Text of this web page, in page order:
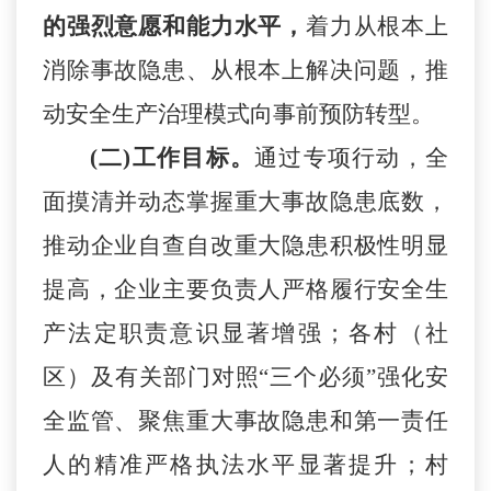
的强烈意愿和能力水平， 着力从根本上
消除事故隐患、从根本上解决问题，推
动安全生产治理模式向事前预防转型。
(二)工作目标。通过专项行动，全
面摸清并动态掌握重大事故隐患底数，
推动企业自查自改重大隐患积极性明显
提高，企业主要负责人严格履行安全生
产法定职责意识显著增强；各村（社
区）及有关部门对照“三个必须”强化安
全监管、聚焦重大事故隐患和第一责任
人的精准严格执法水平显著提升；村